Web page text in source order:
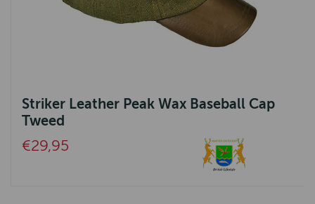
Striker Leather Peak Wax Baseball Cap
Tweed
€29,95